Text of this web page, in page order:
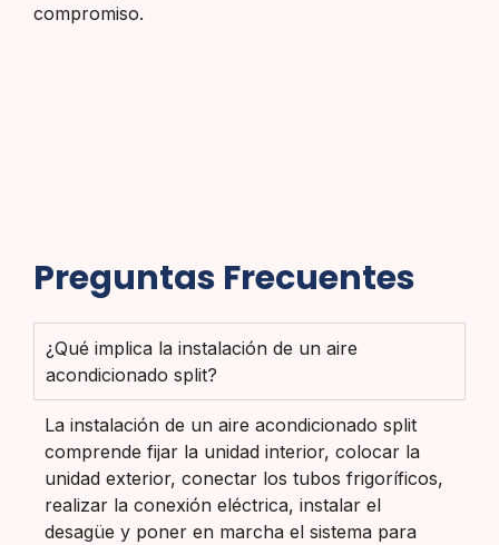
compromiso.
Preguntas Frecuentes
¿Qué implica la instalación de un aire
acondicionado split?
La instalación de un aire acondicionado split
comprende fijar la unidad interior, colocar la
unidad exterior, conectar los tubos frigoríficos,
realizar la conexión eléctrica, instalar el
desagüe y poner en marcha el sistema para